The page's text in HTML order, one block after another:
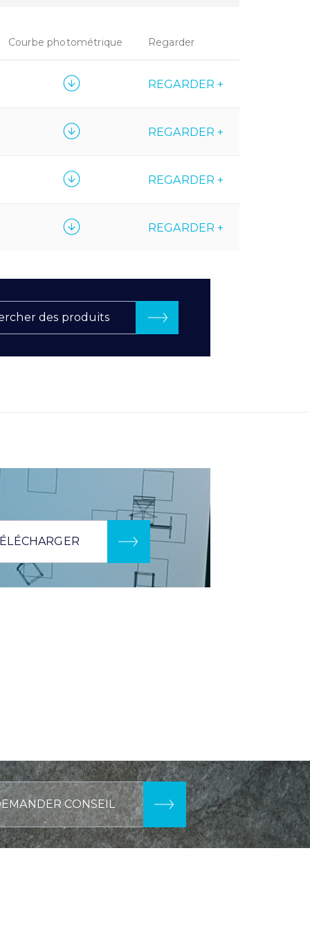
Courbe photométrique Regarder
REGARDER +
REGARDER +
REGARDER +
REGARDER +
des produits
CONSEIL